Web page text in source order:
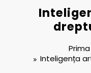
Inteligența